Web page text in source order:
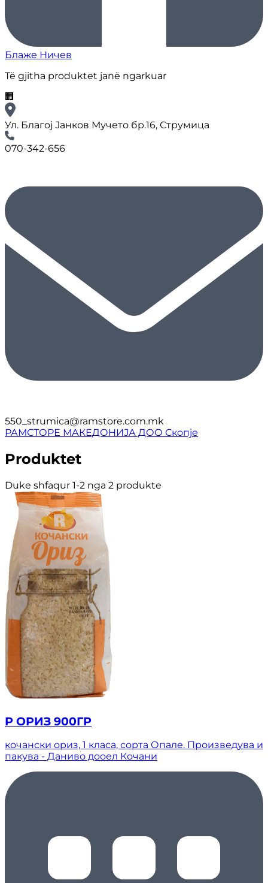
Блаже Ничев
Të gjitha produktet janë ngarkuar
🏢
Ул. Благој Јанков Мучето бр.16, Струмица
070-342-656
550_strumica@ramstore.com.mk
РАМСТОРЕ МАКЕДОНИЈА ДОО Скопје
Produktet
Duke shfaqur 1-2 nga 2 produkte
Р ОРИЗ 900ГР
кочански ориз, 1 класа, сорта Опале. Произведува и
пакува - Даниво дооел Кочани